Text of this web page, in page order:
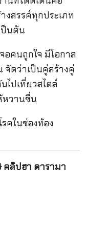
งสรรค์ทุกประเภท
ป็นต้น
อคนถูกใจ มีโอกาส
ดว่าเป็นคู่สร้างคู่
ไปเที่ยวสไตล์
หวานชื่น
คในช่องท้อง
คลิปฮา ดารามา